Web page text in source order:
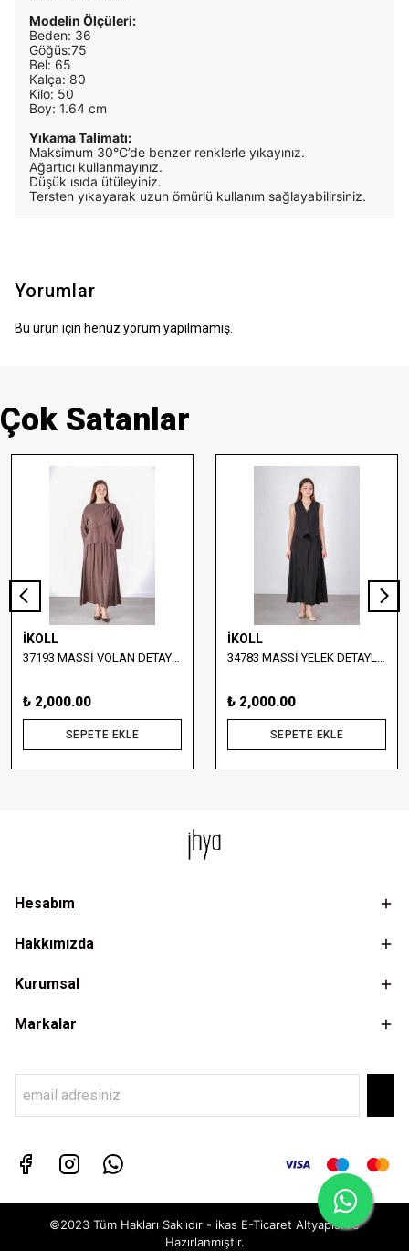
Modelin Ölçüleri:
Beden: 36
Göğüs:75
Bel: 65
Kalça: 80
Kilo: 50
Boy: 1.64 cm
Yıkama Talimatı:
Maksimum 30°C’de benzer renklerle yıkayınız.
Ağartıcı kullanmayınız.
Düşük ısıda ütüleyiniz.
Tersten yıkayarak uzun ömürlü kullanım sağlayabilirsiniz.
Yorumlar
Bu ürün için henüz yorum yapılmamış.
Çok Satanlar
İKOLL
37193 MASSİ VOLAN DETAYLI BLUZ VE ETEK TAKIM
₺ 2,000.00
SEPETE EKLE
İKOLL
34783 MASSİ YELEK DETAYLI KETEN GÖRÜNÜMLÜ TAKIM
₺ 2,000.00
SEPETE EKLE
Hesabım
Hakkımızda
Kurumsal
Markalar
©2023 Tüm Hakları Saklıdır - ikas E-Ticaret Altyapısı ile
Hazırlanmıştır.